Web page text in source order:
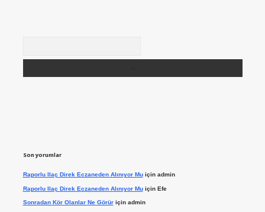
Son yorumlar
Raporlu Ilaç Direk Eczaneden Alınıyor Muiçin admin
Raporlu Ilaç Direk Eczaneden Alınıyor Muiçin Efe
Sonradan Kör Olanlar Ne Görüriçin admin